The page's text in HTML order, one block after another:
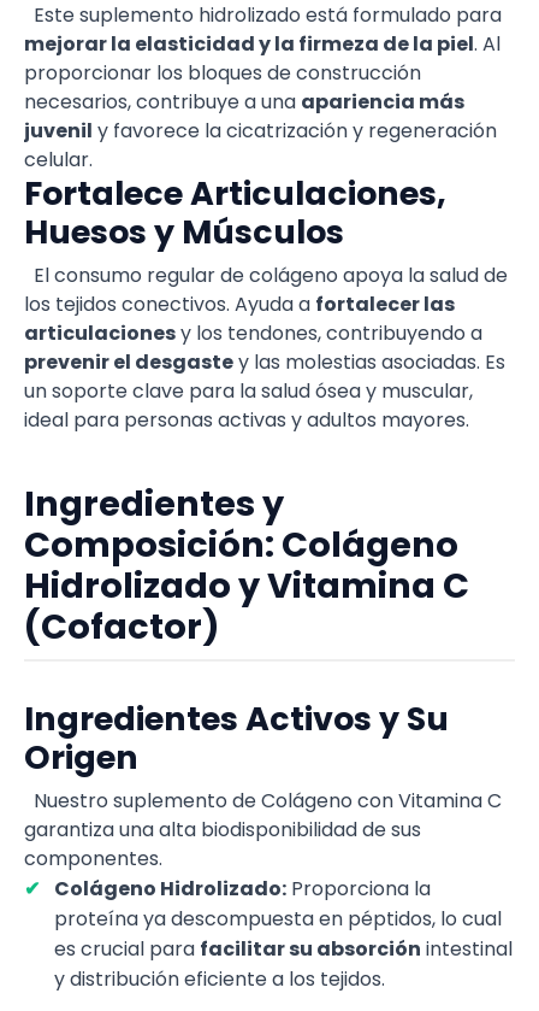
Este suplemento hidrolizado está formulado para
mejorar la elasticidad y la firmeza de la piel. Al
proporcionar los bloques de construcción
necesarios, contribuye a una apariencia más
juvenil y favorece la cicatrización y regeneración
celular.
Fortalece Articulaciones,
Huesos y Músculos
El consumo regular de colágeno apoya la salud de
los tejidos conectivos. Ayuda a fortalecer las
articulacionesy los tendones, contribuyendo a
prevenir el desgastey las molestias asociadas. Es
un soporte clave para la salud ósea y muscular,
ideal para personas activas y adultos mayores.
Ingredientes y
Composición: Colágeno
Hidrolizado y Vitamina C
(Cofactor)
Ingredientes Activos y Su
Origen
Nuestro suplemento de Colágeno con Vitamina C
garantiza una alta biodisponibilidad de sus
componentes.
Colágeno Hidrolizado: Proporciona la
proteína ya descompuesta en péptidos, lo cual
es crucial para facilitar su absorción intestinal
y distribución eficiente a los tejidos.